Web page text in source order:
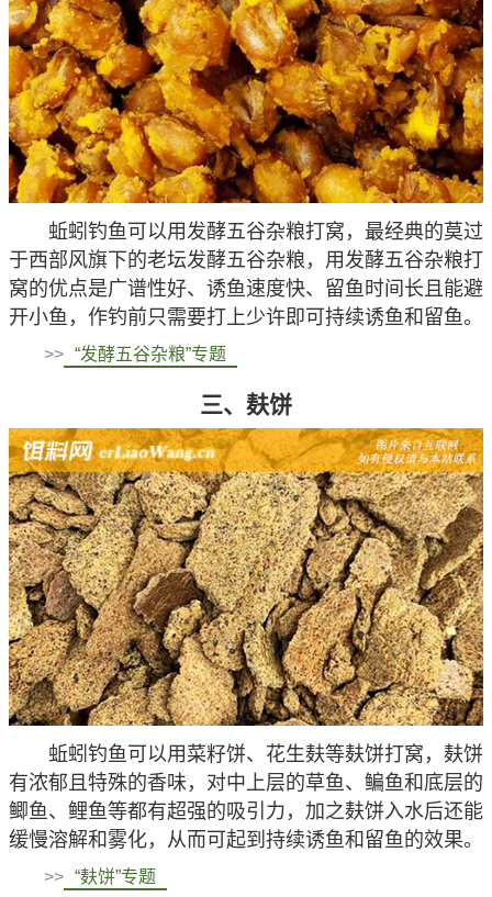
蚯蚓钓鱼可以用发酵五谷杂粮打窝，最经典的莫过
于西部风旗下的老坛发酵五谷杂粮，用发酵五谷杂粮打
窝的优点是广谱性好、诱鱼速度快、留鱼时间长且能避
开小鱼，作钓前只需要打上少许即可持续诱鱼和留鱼。
>> “发酵五谷杂粮”专题
三、麸饼
蚯蚓钓鱼可以用菜籽饼、花生麸等麸饼打窝，麸饼
有浓郁且特殊的香味，对中上层的草鱼、鳊鱼和底层的
鲫鱼、鲤鱼等都有超强的吸引力，加之麸饼入水后还能
缓慢溶解和雾化，从而可起到持续诱鱼和留鱼的效果。
>> “麸饼”专题